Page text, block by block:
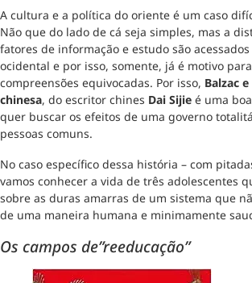
A cultura e a política do oriente é um caso
Não que do lado de cá seja simples, mas a
fatores de informação e estudo são
ocidental e por isso, somente, já é motivo
compreensões equivocadas. Por isso, Balzac
chinesa, do escritor chines Dai Sijie é uma
quer buscar os efeitos de uma governo
pessoas comuns.
No caso específico dessa história – com
vamos conhecer a vida de três adolescentes
sobre as duras amarras de um sistema que
de uma maneira humana e minimamente
Os campos de”reeducação”